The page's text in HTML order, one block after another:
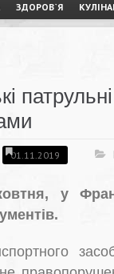
ЗДОРОВ`Я
01.11.2019
у